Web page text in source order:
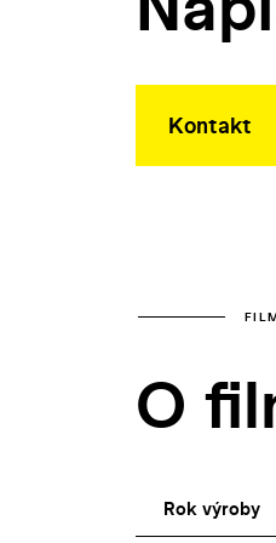
Kontakt
O
Rok výroby